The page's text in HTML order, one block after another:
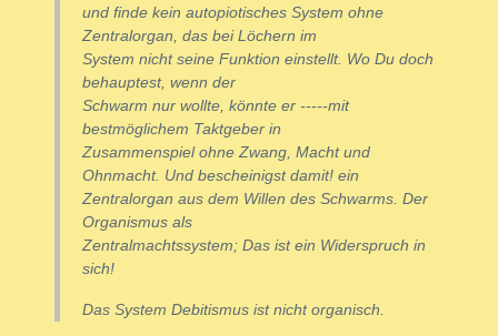
und finde kein autopiotisches System ohne
Zentralorgan, das bei Löchern im
System nicht seine Funktion einstellt. Wo Du doch
behauptest, wenn der
Schwarm nur wollte, könnte er -----mit
bestmöglichem Taktgeber in
Zusammenspiel ohne Zwang, Macht und
Ohnmacht. Und bescheinigst damit! ein
Zentralorgan aus dem Willen des Schwarms. Der
Organismus als
Zentralmachtssystem; Das ist ein Widerspruch in
sich!
Das System Debitismus ist nicht organisch.